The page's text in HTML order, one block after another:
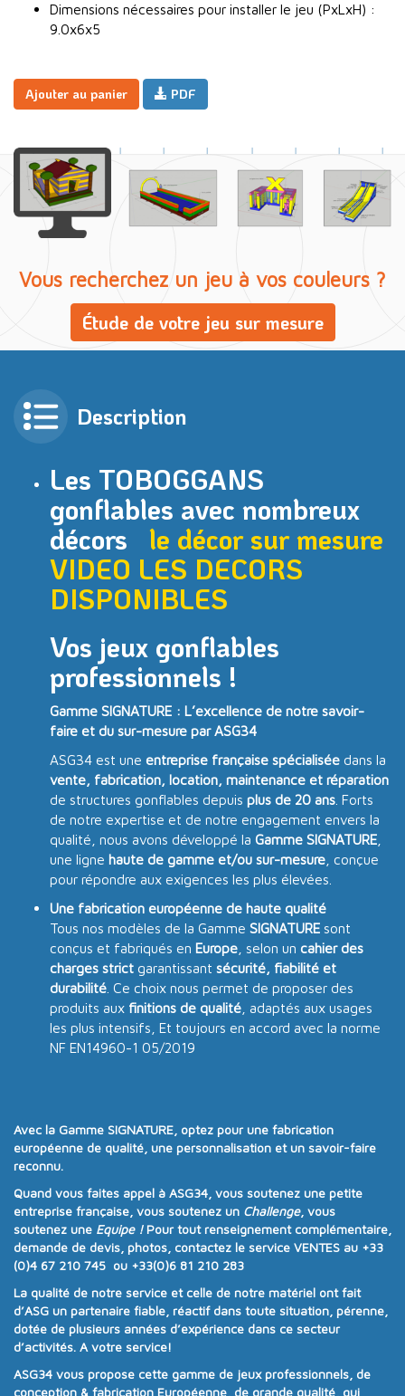
Dimensions nécessaires pour installer le jeu (PxLxH) :
9.0x6x5
Ajouter au panier PDF
Vous recherchez un jeu à vos couleurs ?
Étude de votre jeu sur mesure
Description
Les TOBOGGANS
gonflables avec nombreux
décors
le décor sur mesure
VIDEO LES DECORS
DISPONIBLES
Vos jeux gonflables
professionnels !
Gamme SIGNATURE : L’excellence de notre savoir-
faire et du sur-mesure par ASG34
ASG34 est une entreprise française spécialisée dans la
vente, fabrication, location, maintenance et réparation
de structures gonflables depuis plus de 20 ans . Forts
de notre expertise et de notre engagement envers la
qualité, nous avons développé la Gamme SIGNATURE
une ligne haute de gamme et/ou sur-mesure , conçue
pour répondre aux exigences les plus élevées.
Une fabrication européenne de haute qualité
Tous nos modèles de la Gamme SIGNATURE sont
conçus et fabriqués en Europe , selon un cahier des
charges strict garantissant sécurité, fiabilité et
durabilité . Ce choix nous permet de proposer des
produits aux finitions de qualité , adaptés aux usages
les plus intensifs, Et toujours en accord avec la norme
NF EN14960-1 05/2019
Avec la Gamme SIGNATURE , optez pour une fabrication
européenne de qualité , une personnalisation et un savoir-faire
reconnu.
Quand vous faites appel à ASG34 , vous soutenez une petite
entreprise française , vous soutenez un Challenge, vous
soutenez une Equipe !Pour tout renseignement complémentaire,
demande de devis, photos, contactez le service VENTES au +33
(0)4 67 210 745 ou +33(0)6 81 210 283
La qualité de notre service et celle de notre matériel ont fait
d’ASG un partenaire fiable, réactif dans toute situation, pérenne,
dotée de plusieurs années d’expérience dans ce secteur
d’activités. A votre service!
ASG34 vous propose cette gamme de jeux professionnels, de
conception & fabrication Européenne, de grande qualité, qui